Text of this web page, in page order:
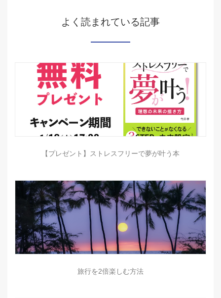
よく読まれている記事
【プレゼント】ストレスフリーで夢が叶う本
旅行を2倍楽しむ方法